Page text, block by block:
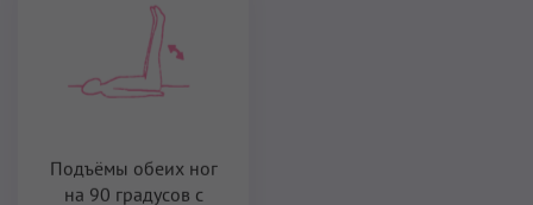
Подъёмы обеих ног
на 90 градусов с
2 мин–2 мин